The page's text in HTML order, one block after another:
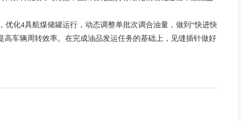
化4具航煤储罐运行，动态调整单批次调合油量，做到“快进快
车辆周转效率。在完成油品发运任务的基础上，见缝插针做好